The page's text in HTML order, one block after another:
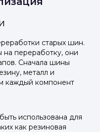
старых шин.
переработку, они
Сначала шины
металл и
каждый компонент
использована для
как резиновая